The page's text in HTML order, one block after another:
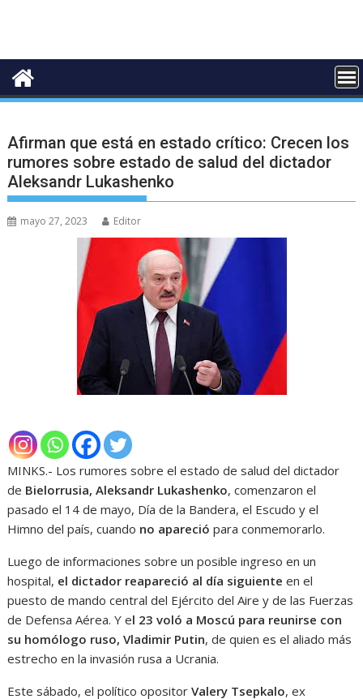
Afirman que está en estado crítico: Crecen los
rumores sobre estado de salud del dictador
Aleksandr Lukashenko
mayo 27, 2023 Editor
MINKS.- Los rumores sobre el estado de salud del dictador
de Bielorrusia, Aleksandr Lukashenko, comenzaron el
pasado el 14 de mayo, Día de la Bandera, el Escudo y el
Himno del país, cuando no apareció para conmemorarlo.
Luego de informaciones sobre un posible ingreso en un
hospital, el dictador reapareció al día siguiente en el
puesto de mando central del Ejército del Aire y de las Fuerzas
de Defensa Aérea. Y el 23 voló a Moscú para reunirse con
su homólogo ruso, Vladimir Putin, de quien es el aliado más
estrecho en la invasión rusa a Ucrania.
Este sábado, el político opositorValery Tsepkalo, ex